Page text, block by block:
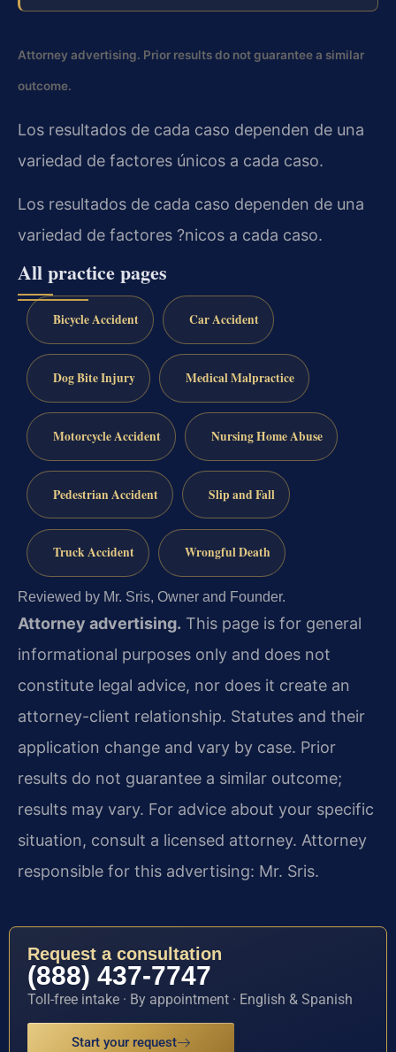
Attorney advertising. Prior results do not guarantee a similar
outcome.
Los resultados de cada caso dependen de una
variedad de factores únicos a cada caso.
Los resultados de cada caso dependen de una
variedad de factores ?nicos a cada caso.
All practice pages
Bicycle Accident Car Accident
Dog Bite Injury Medical Malpractice
Motorcycle Accident Nursing Home Abuse
Pedestrian Accident Slip and Fall
Truck Accident Wrongful Death
Reviewed by Mr. Sris, Owner and Founder.
Attorney advertising. This page is for general
informational purposes only and does not
constitute legal advice, nor does it create an
attorney-client relationship. Statutes and their
application change and vary by case. Prior
results do not guarantee a similar outcome;
results may vary. For advice about your specific
situation, consult a licensed attorney. Attorney
responsible for this advertising: Mr. Sris.
Request a consultation
(888) 437-7747
Toll-free intake · By appointment · English & Spanish
Start your request